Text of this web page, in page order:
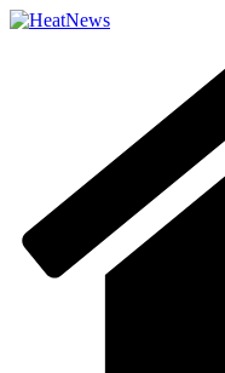
Přeskočit